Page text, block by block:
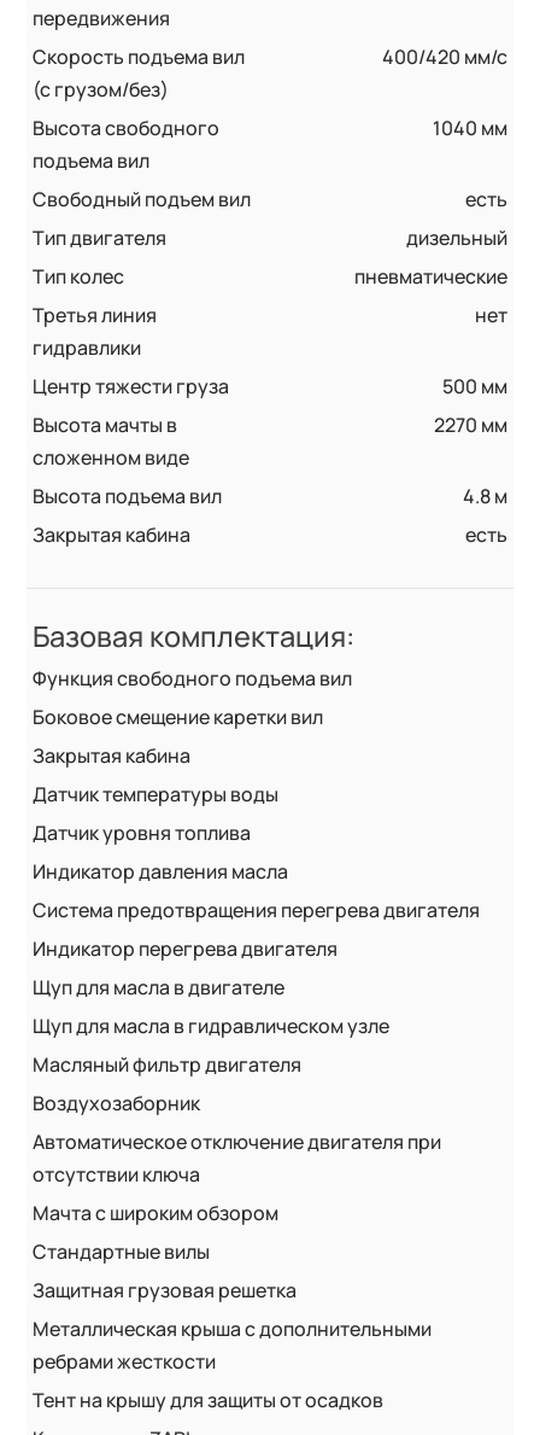
передвижения
Скорость подъема вил
(с грузом/без)
400/420 мм/с
Высота свободного
подъема вил
1040 мм
Свободный подъем вил
есть
Тип двигателя
дизельный
Тип колес
пневматические
Третья линия
гидравлики
нет
Центр тяжести груза
500 мм
Высота мачты в
сложенном виде
2270 мм
Высота подъема вил
4.8 м
Закрытая кабина
есть
Базовая комплектация:
Функция свободного подъема вил
Боковое смещение каретки вил
Закрытая кабина
Датчик температуры воды
Датчик уровня топлива
Индикатор давления масла
Система предотвращения перегрева двигателя
Индикатор перегрева двигателя
Щуп для масла в двигателе
Щуп для масла в гидравлическом узле
Масляный фильтр двигателя
Воздухозаборник
Автоматическое отключение двигателя при
отсутствии ключа
Мачта с широким обзором
Стандартные вилы
Защитная грузовая решетка
Металлическая крыша с дополнительными
ребрами жесткости
Тент на крышу для защиты от осадков